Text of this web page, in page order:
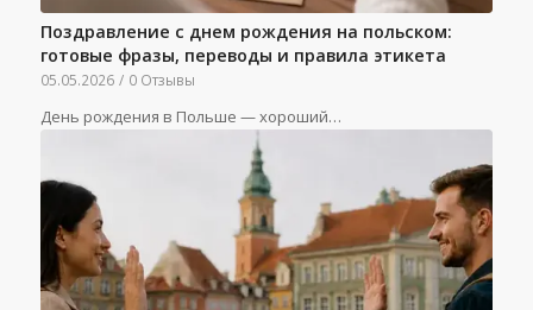
Поздравление с днем рождения на польском:
готовые фразы, переводы и правила этикета
05.05.2026 / 0 Отзывы
День рождения в Польше — хороший…